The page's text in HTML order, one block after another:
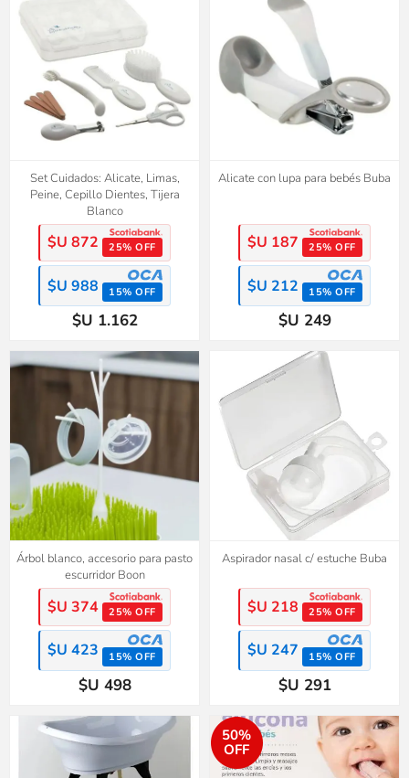
Set Cuidados: Alicate, Limas,
Peine, Cepillo Dientes, Tijera
Blanco
$U 872 25% OFF
$U 988 15% OFF
$U 1.162
Alicate con lupa para bebés Buba
$U 187 25% OFF
$U 212 15% OFF
$U 249
Árbol blanco, accesorio para pasto
escurridor Boon
$U 374 25% OFF
$U 423 15% OFF
$U 498
Aspirador nasal c/ estuche Buba
$U 218 25% OFF
$U 247 15% OFF
$U 291
50%
OFF